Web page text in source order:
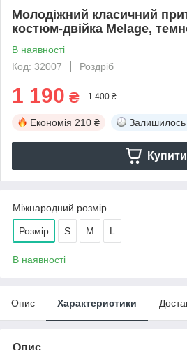
Молодіжний класичний
костюм-двійка Melage,
В наявності
Код: 32007
Роздріб
1 190 ₴ 1 400 ₴
Економія 210 ₴ Залишилось
Купити
Міжнародний розмір
Розмір S M L
В наявності
Опис Характеристики
Опис